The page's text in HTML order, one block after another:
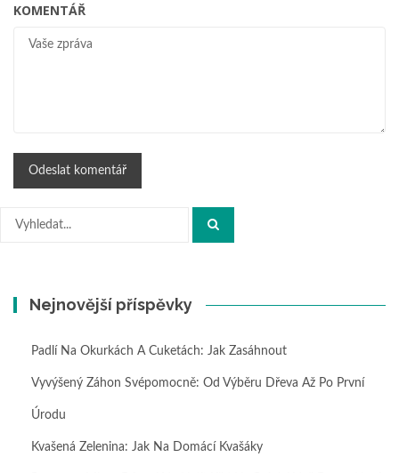
KOMENTÁŘ
Hledat:
Nejnovější příspěvky
Padlí Na Okurkách A Cuketách: Jak Zasáhnout
Vyvýšený Záhon Svépomocně: Od Výběru Dřeva Až Po První
Úrodu
Kvašená Zelenina: Jak Na Domácí Kvašáky